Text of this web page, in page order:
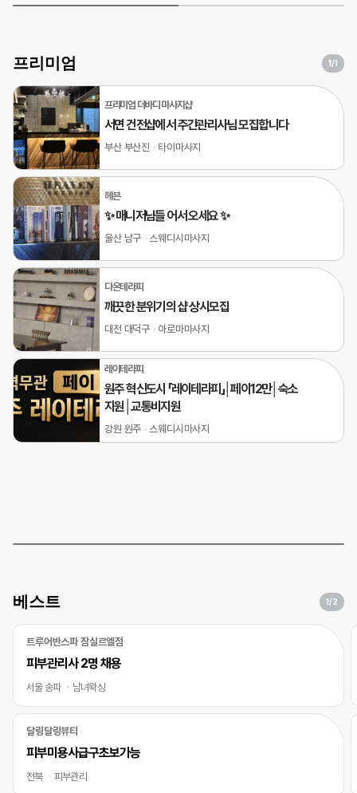
프리미엄 1/1
프리미엄 더바디 마사지샵
서면 건전샵에서 주간관리사님 모집합니다
부산 부산진 타이마사지
헤븐
✨ 매니저님들 어서 오세요 ✨
울산 남구 스웨디시마사지
다온테라피
깨끗한 분위기의 샵 상시모집
대전 대덕구 아로마마사지
레이테라피
원주 혁신도시 「레이테라피」│페이12만│숙소
지원│교통비지원
강원 원주 스웨디시마사지
베스트 1/2
트루어반스파 잠실르엘점
피부관리사 2명 채용
서울 송파 남녀왁싱
달링달링뷰티
피부미용사급구초보가능
전북 피부관리